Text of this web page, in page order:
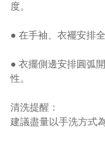
度。
● 在手袖、衣襬安排
● 衣擺側邊安排圓弧
性。
清洗提醒：
建議盡量以手洗方式